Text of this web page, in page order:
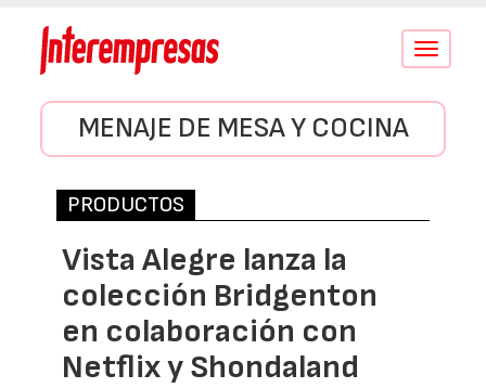
Conmutar
MENAJE DE MESA Y COCINA
PRODUCTOS
Vista Alegre lanza la
colección Bridgenton
en colaboración con
Netflix y Shondaland